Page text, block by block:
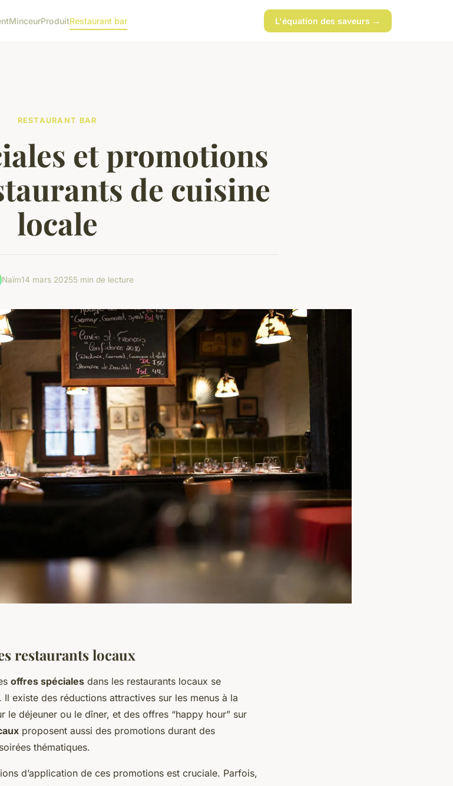
MinceurProduitRestaurant bar L'équation des saveurs →
RESTAURANT BAR
et promotions
de cuisine
locale
Naïm14 mars 20255 min de lecture
restaurants locaux
offres spéciales dans les restaurants locaux se
existe des réductions attractives sur les menus à la
le déjeuner ou le dîner, et des offres “happy hour” sur
proposent aussi des promotions durant des
thématiques.
d’application de ces promotions est cruciale. Parfois,